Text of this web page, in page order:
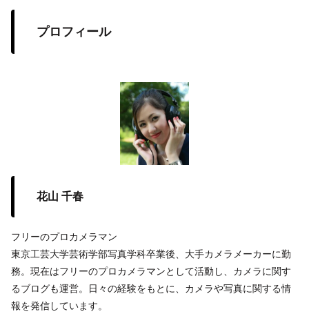
プロフィール
花山 千春
フリーのプロカメラマン
東京工芸大学芸術学部写真学科卒業後、大手カメラメーカーに勤
務。現在はフリーのプロカメラマンとして活動し、カメラに関す
るブログも運営。日々の経験をもとに、カメラや写真に関する情
報を発信しています。